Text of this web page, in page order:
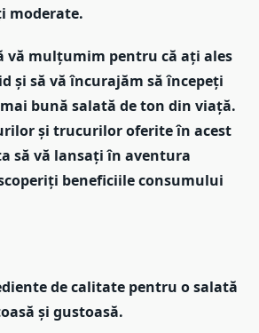
moderate.
vă mulțumim pentru că ați ales
și să vă încurajăm să începeți
bună salată de ton din viață.
și trucurilor oferite în acest
să vă lansați în aventura
beneficiile consumului
de calitate pentru o salată
și gustoasă.